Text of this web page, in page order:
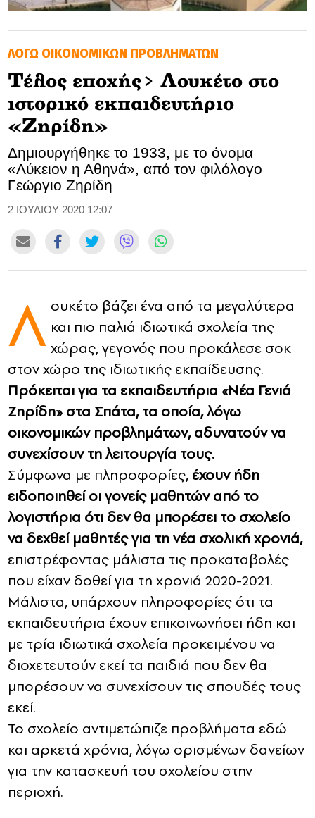
SOOZIE’S FRIENDS
CULTURE
TASTELAND
TECH
HEALTH
MEDIALAND
DRIVE
DIA Y NOCHE
CONTACT
ADVERTISE
ΛΟΓΩ ΟΙΚΟΝΟΜΙΚΩΝ ΠΡΟΒΛΗΜΑΤΩΝ
Τέλος εποχής> Λουκέτο στο
ιστορικό εκπαιδευτήριο
«Ζηρίδη»
Δημιουργήθηκε το 1933, με το όνομα
«Λύκειον η Αθηνά», από τον φιλόλογο
Γεώργιο Ζηρίδη
2 ΙΟΥΛΙΟΥ 2020 12:07
Λ ουκέτο βάζει ένα από τα μεγαλύτερα
και πιο παλιά ιδιωτικά σχολεία της
χώρας, γεγονός που προκάλεσε σοκ
στον χώρο της ιδιωτικής εκπαίδευσης.
Πρόκειται για τα εκπαιδευτήρια «Νέα Γενιά
Ζηρίδη» στα Σπάτα, τα οποία, λόγω
οικονομικών προβλημάτων, αδυνατούν να
συνεχίσουν τη λειτουργία τους.
Σύμφωνα με πληροφορίες, έχουν ήδη
ειδοποιηθεί οι γονείς μαθητών από το
λογιστήρια ότι δεν θα μπορέσει το σχολείο
να δεχθεί μαθητές για τη νέα σχολική χρονιά,
επιστρέφοντας μάλιστα τις προκαταβολές
που είχαν δοθεί για τη χρονιά 2020-2021.
Μάλιστα, υπάρχουν πληροφορίες ότι τα
εκπαιδευτήρια έχουν επικοινωνήσει ήδη και
με τρία ιδιωτικά σχολεία προκειμένου να
διοχετευτούν εκεί τα παιδιά που δεν θα
μπορέσουν να συνεχίσουν τις σπουδές τους
εκεί.
Το σχολείο αντιμετώπιζε προβλήματα εδώ
και αρκετά χρόνια, λόγω ορισμένων δανείων
για την κατασκευή του σχολείου στην
περιοχή.